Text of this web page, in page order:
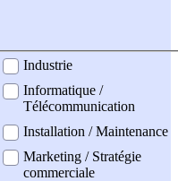
Industrie
Informatique /
Télécommunication
Installation / Maintenance
Marketing / Stratégie
commerciale